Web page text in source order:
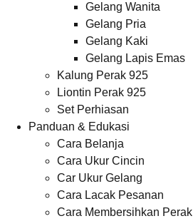
Gelang Wanita
Gelang Pria
Gelang Kaki
Gelang Lapis Emas
Kalung Perak 925
Liontin Perak 925
Set Perhiasan
Panduan & Edukasi
Cara Belanja
Cara Ukur Cincin
Car Ukur Gelang
Cara Lacak Pesanan
Cara Membersihkan Perak